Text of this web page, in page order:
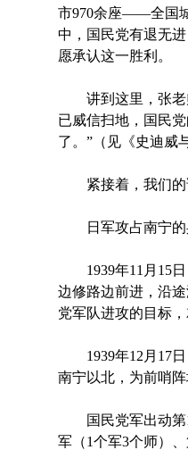
市970余座——全国
中，国民党有退无
愿承认这一胜利。
讲到这里，张老
已威信扫地，国民
了。”（见《史迪威
紧接着，我们的
日军攻占南宁的
1939年11月15日
边修路边前进，沿
党军队进攻的目标
1939年12月17日
南宁以北，为前哨阵
国民党军出动第
军（1个军3个师）